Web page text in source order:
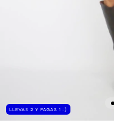
LLEVAS 2 Y PAGAS 1 :)